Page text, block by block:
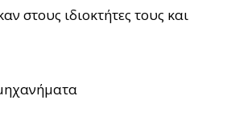
στους ιδιοκτήτες τους και